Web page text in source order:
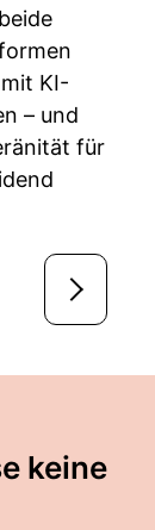
KI-
– und
für
keine